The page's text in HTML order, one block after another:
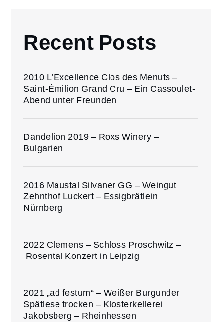
Recent Posts
2010 L’Excellence Clos des Menuts –
Saint-Émilion Grand Cru – Ein Cassoulet-
Abend unter Freunden
Dandelion 2019 – Roxs Winery –
Bulgarien
2016 Maustal Silvaner GG – Weingut
Zehnthof Luckert – Essigbrätlein
Nürnberg
2022 Clemens – Schloss Proschwitz –
Rosental Konzert in Leipzig
2021 „ad festum“ – Weißer Burgunder
Spätlese trocken – Klosterkellerei
Jakobsberg – Rheinhessen